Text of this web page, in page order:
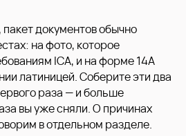
документов обычно
на фото, которое
ICA, и на форме 14A
латиницей. Соберите эти два
раза — и больше
вы уже сняли. О причинах
в отдельном разделе.